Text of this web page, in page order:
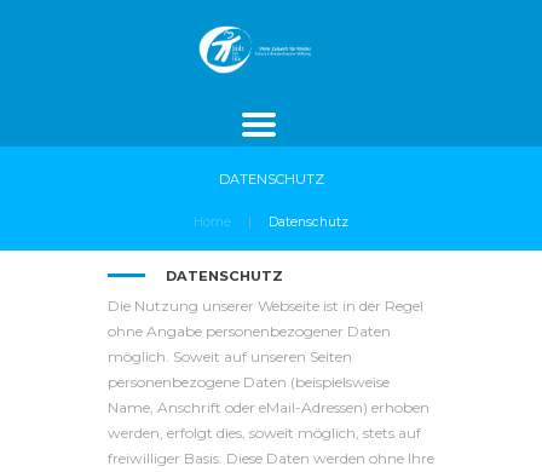
AKTUELLES
DATENSCHUTZ
Home Datenschutz
DATENSCHUTZ
Die Nutzung unserer Webseite ist in der Regel
ohne Angabe personenbezogener Daten
möglich. Soweit auf unseren Seiten
personenbezogene Daten (beispielsweise
Name, Anschrift oder eMail-Adressen) erhoben
werden, erfolgt dies, soweit möglich, stets auf
freiwilliger Basis. Diese Daten werden ohne Ihre